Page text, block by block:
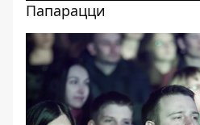
Папарацци